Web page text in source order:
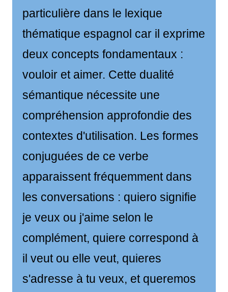
particulière dans le lexique
thématique espagnol car il exprime
deux concepts fondamentaux :
vouloir et aimer. Cette dualité
sémantique nécessite une
compréhension approfondie des
contextes d'utilisation. Les formes
conjuguées de ce verbe
apparaissent fréquemment dans
les conversations : quiero signifie
je veux ou j'aime selon le
complément, quiere correspond à
il veut ou elle veut, quieres
s'adresse à tu veux, et queremos